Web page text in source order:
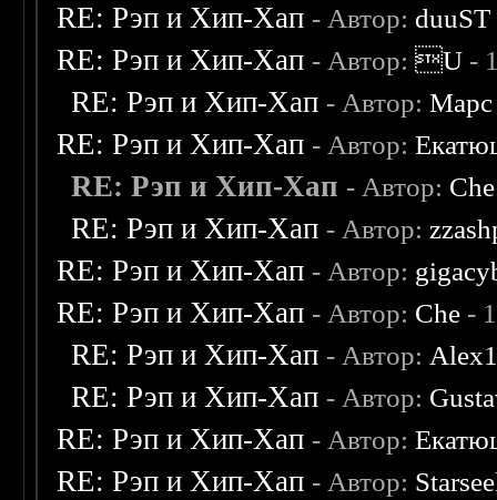
RE: Рэп и Хип-Хап - Автор: duuST
RE: Рэп и Хип-Хап - Автор:U -
RE: Рэп и Хип-Хап - Автор:Марс
RE: Рэп и Хип-Хап - Автор:
RE: Рэп и Хип-Хап - Автор: Che
RE: Рэп и Хип-Хап - Автор:
RE: Рэп и Хип-Хап - Автор:
RE: Рэп и Хип-Хап - Автор: Che -
RE: Рэп и Хип-Хап - Автор:
RE: Рэп и Хип-Хап - Автор:
RE: Рэп и Хип-Хап - Автор:
RE: Рэп и Хип-Хап - Автор: